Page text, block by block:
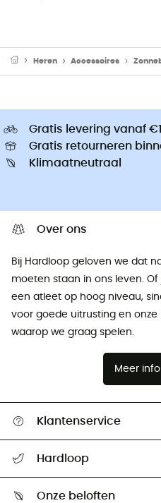
Heren Accessoires
Gratis levering vanaf
Gratis retourneren
Klimaatneutraal
Over ons
Bij Hardloop geloven we dat
moeten staan ​​in ons leven.
een atleet op hoog niveau,
voor goede uitrusting en
waarop we graag spelen.
Meer
Klantenservice
Retourzendingen &
Hardloop
Onze beloften